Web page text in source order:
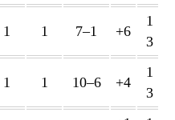
1 1 7–1 +6
1
3
1 1 10–6 +4
1
3